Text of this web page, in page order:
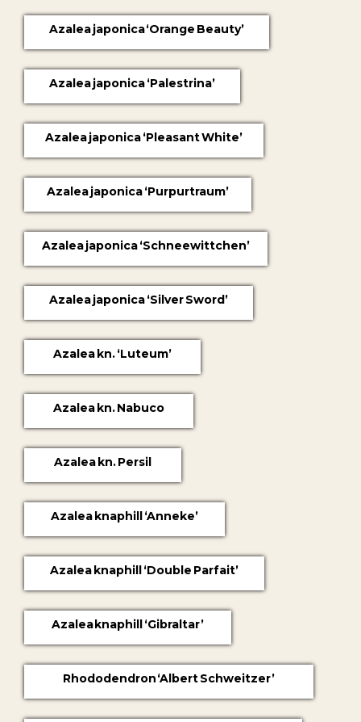
Azalea japonica ‘Orange Beauty’
Azalea japonica ‘Palestrina’
Azalea japonica ‘Pleasant White’
Azalea japonica ‘Purpurtraum’
Azalea japonica ‘Schneewittchen’
Azalea japonica ‘Silver Sword’
Azalea kn. ‘Luteum’
Azalea kn. Nabuco
Azalea kn. Persil
Azalea knaphill ‘Anneke’
Azalea knaphill ‘Double Parfait’
Azalea knaphill ‘Gibraltar’
Rhododendron ‘Albert Schweitzer’